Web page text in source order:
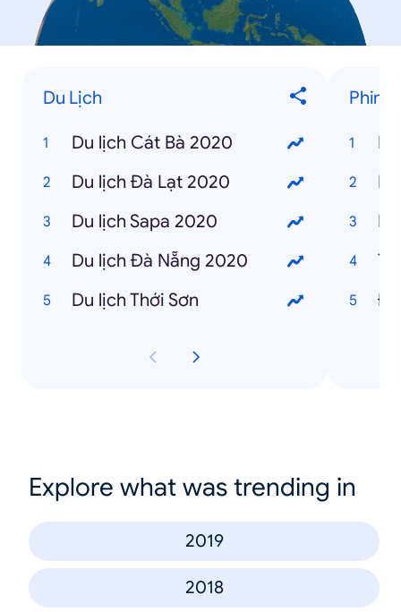
Du Lịch
Du lịch Cát Bà 2020
Du lịch Đà Lạt 2020
Du lịch Sapa 2020
Du lịch Đà Nẵng 2020
Du lịch Thới Sơn
Phim
Explore what was trending in
2019
2018